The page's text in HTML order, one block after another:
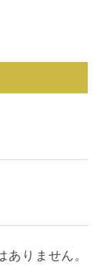
ありません。